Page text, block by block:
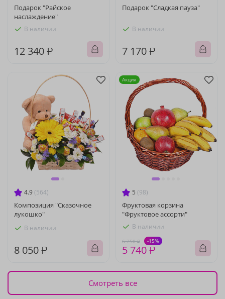
Подарок "Райское
наслаждение"
В наличии
12 340 ₽
Подарок "Сладкая пауза"
В наличии
7 170 ₽
4.9 (564)
Композиция "Сказочное
лукошко"
В наличии
8 050 ₽
5 (98)
Фруктовая корзина
"Фруктовое ассорти"
В наличии
6 750 ₽ -15%
5 740 ₽
Акция
Смотреть все